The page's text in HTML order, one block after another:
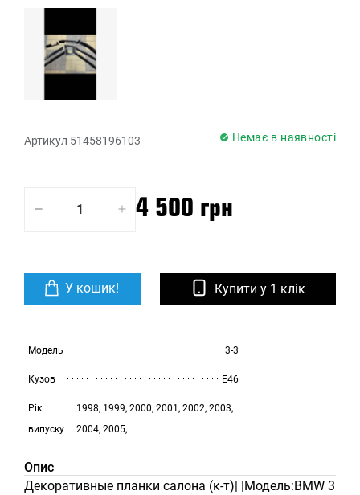
Артикул 51458196103 Немає в наявності
4 500 грн
У кошик! Купити у 1 клік
Модель 3-3
Кузов E46
Рік
випуску
1998, 1999, 2000, 2001, 2002, 2003,
2004, 2005,
Опис
Декоративные планки салона (к-т)| |Модель:BMW 3